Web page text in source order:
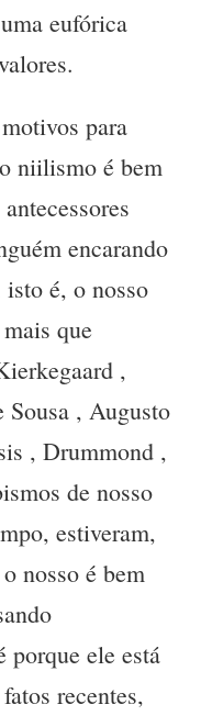
eufórica
para
niilismo é bem
encarando
isto é, o nosso
que
,
, Augusto
, Drummond ,
de nosso
estiveram,
nosso é bem
porque ele está
recentes,